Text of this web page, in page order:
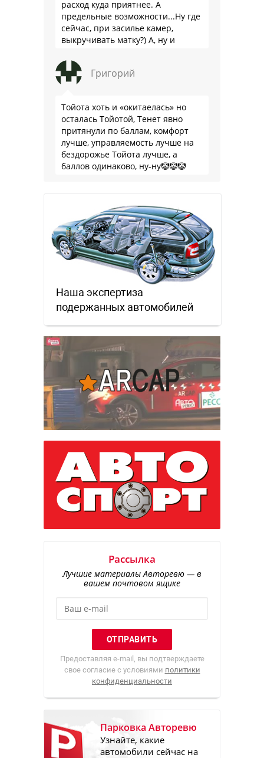
расход куда приятнее. А
предельные возможности...Ну где
сейчас, при засилье камер,
выкручивать матку?) А, ну и
забываем.
Григорий
Тойота хоть и «окитаелась» но
осталась Тойотой, Тенет явно
притянули по баллам, комфорт
лучше, управляемость лучше на
бездорожье Тойота лучше, а
баллов одинаково, ну-ну🤡🤡🤡
Наша экспертиза
подержанных автомобилей
Рассылка
Лучшие материалы Авторевю — в
вашем почтовом ящике
Предоставляя e-mail, вы подтверждаете
свое согласие с условиями политики
конфиденциальности
Парковка Авторевю
Узнайте, какие
автомобили сейчас на